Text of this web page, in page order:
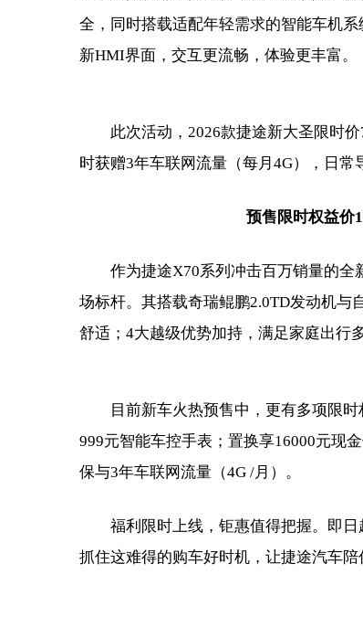
全，同时搭载适配年轻需求的智能车机
新HMI界面，交互更流畅，体验更丰富。
此次活动，2026款捷途新大圣限时
时获赠3年车联网流量（每月4G），日常
预售限时权益价
作为捷途X70系列冲击百万销量的全
场标杆。其搭载奇瑞鲲鹏2.0TD发动机与
舒适；4大越级优势加持，满足家庭出行
目前新车火热预售中，更有多项限
999元智能车控手表；置换享16000元现
保与3年车联网流量（4G /月）。
福利限时上线，钜惠值得把握。即
抓住这难得的购车好时机，让捷途汽车陪